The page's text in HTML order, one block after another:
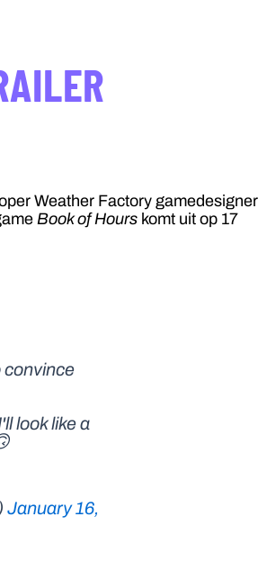
Weather Factory gamedesigner
Book of Hours komt uit op 17
convince
look like a
January 16,